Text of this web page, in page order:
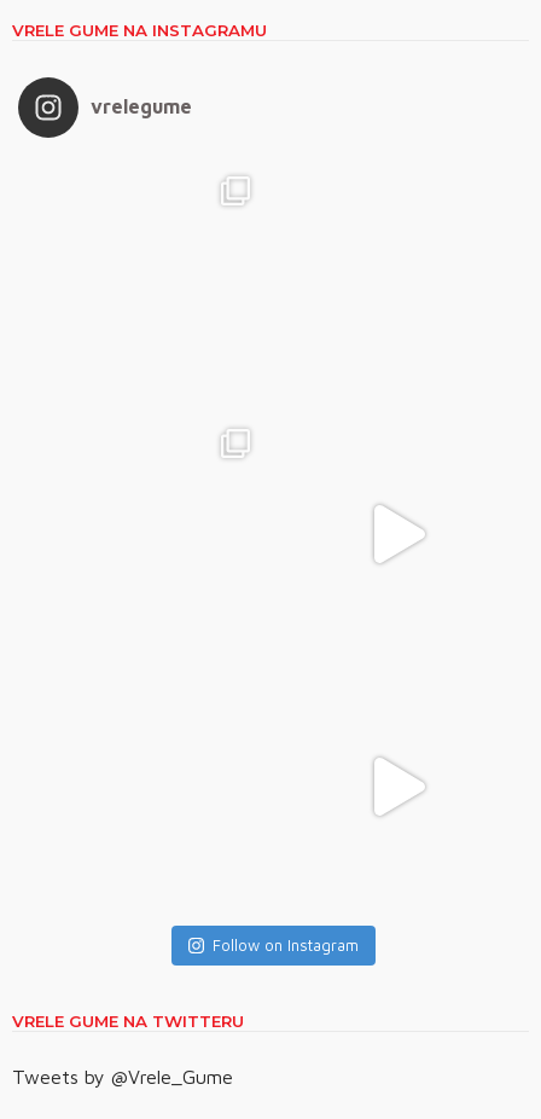
VRELE GUME NA INSTAGRAMU
vrelegume
Follow on Instagram
VRELE GUME NA TWITTERU
Tweets by @Vrele_Gume